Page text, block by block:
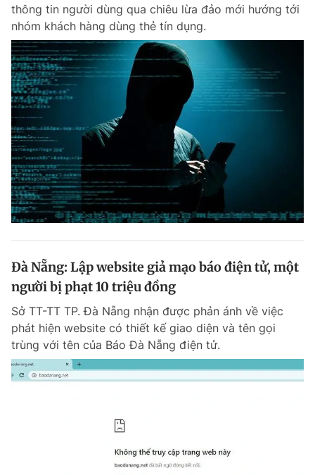
thông tin người dùng qua chiêu lừa đảo mới hướng tới
nhóm khách hàng dùng thẻ tín dụng.
Đà Nẵng: Lập website giả mạo báo điện tử, một
người bị phạt 10 triệu đồng
Sở TT-TT TP. Đà Nẵng nhận được phản ánh về việc
phát hiện website có thiết kế giao diện và tên gọi
trùng với tên của Báo Đà Nẵng điện tử.